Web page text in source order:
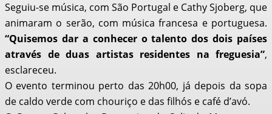
Seguiu-se música, com São Portugal e Cathy Sjoberg, que
animaram o serão, com música francesa e portuguesa.
“Quisemos dar a conhecer o talento dos dois países
através de duas artistas residentes na freguesia”,
esclareceu.
O evento terminou perto das 20h00, já depois da sopa
de caldo verde com chouriço e das filhós e café d’avó.